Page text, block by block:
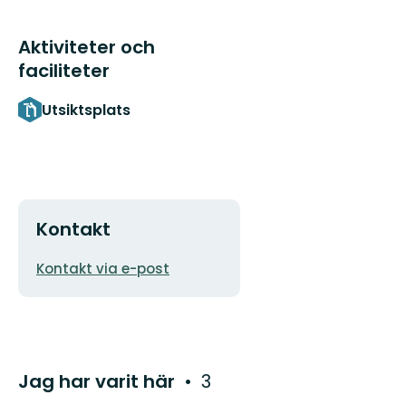
Aktiviteter och
faciliteter
Utsiktsplats
Kontakt
E-
Kontakt via e-post
Jag har varit här 3